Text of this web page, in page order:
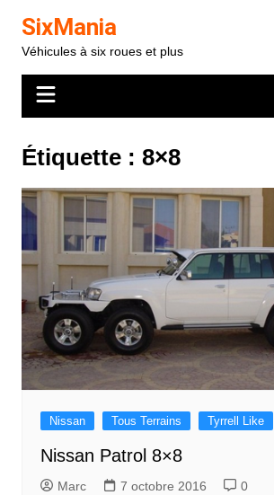
contenu
SixMania
Véhicules à six roues et plus
Étiquette : 8×8
Nissan Tous Terrains Tyrrell Like
Nissan Patrol 8×8
Marc 7 octobre 2016 0